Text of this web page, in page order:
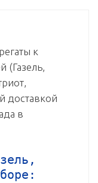
к
(Газель,
доставкой
в